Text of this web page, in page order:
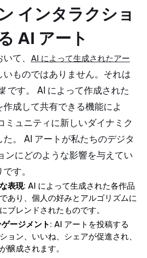
インタラクショ
AI アート
て、 AI によって生成されたアー
いものではありません。それは
です。 AI によって作成された
成して共有できる機能によ
ミュニティに新しいダイナミク
。 AI アートが私たちのデジタ
ンにどのような影響を与えてい
す。
表現: AI によって生成された各作品
あり、個人の好みとアルゴリズムに
ブレンドされたものです。
ージメント : AI アートを投稿する
ョン、いいね、シェアが促進され、
醸成されます。